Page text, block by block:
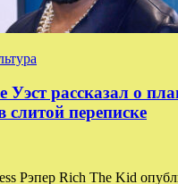
Уэст рассказал о
слитой переписке
Рэпер Rich The Kid